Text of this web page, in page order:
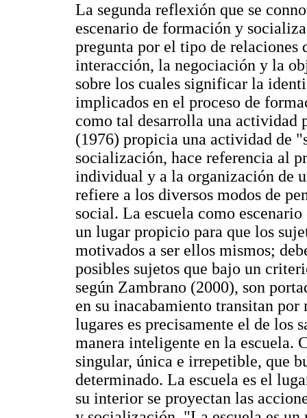
La segunda reflexión que se
escenario de formación y
pregunta por el tipo de relaciones
interacción, la negociación y la
sobre los cuales significar la
implicados en el proceso de
como tal desarrolla una actividad
(1976) propicia una actividad de
socialización, hace referencia al
individual y a la organización de
refiere a los diversos modos de
social. La escuela como
un lugar propicio para que los
motivados a ser ellos mismos;
posibles sujetos que bajo un
según Zambrano (2000), son
en su inacabamiento transitan
lugares es precisamente el de los
manera inteligente en la escuela.
singular, única e irrepetible, que
determinado. La escuela es el
su interior se proyectan las